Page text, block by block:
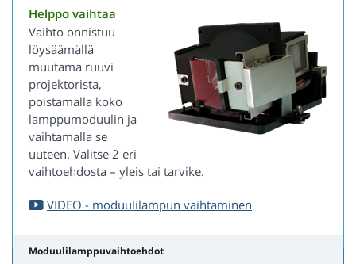
Helppo vaihtaa
Vaihto onnistuu
löysäämällä
muutama ruuvi
projektorista,
poistamalla koko
lamppumoduulin ja
vaihtamalla se
uuteen. Valitse 2 eri
vaihtoehdosta – yleis tai tarvike.
VIDEO - moduulilampun vaihtaminen
Moduulilamppuvaihtoehdot